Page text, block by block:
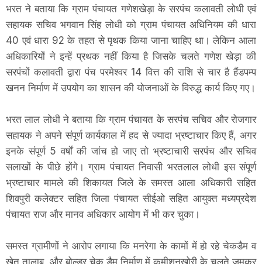
भरत ने बताया कि ग्राम पंचायत गणेशखेड़ा के सरपंच कलावती लोधी एवं
सहायक सचिव भगवान सिंह लोधी को ग्राम पंचायत अधिनियम की धारा
40 एवं धारा 92 के तहत से पृथक किया जाना चाहिए था। लेकिन आला
अधिकारियों ने इन्हें प्रथक नहीं किया है जिसके चलते गणेश खेड़ा की
सरपंचों कलावती द्वारा पंच परमेश्वर 14 वित्त की राशि से चार है हैंडपम्प
खनन निर्माण में उपयोग का शासन की योजनाओं के विरुद्ध कार्य किए गए।
भरत लाल लोधी ने बताया कि ग्राम पंचायत के सरपंच सचिव और रोजगार
सहायक ने अपने संपूर्ण कार्यकाल में हद से ज्यादा भ्रष्टाचार किए हैं, अगर
इनके संपूर्ण 5 वर्षों की जांच हो जाए तो भ्रष्टाचारी सरपंच और सचिव
सलाखों के पीछे होंगे। ग्राम पंचायत निवासी भरतलाल लोधी इस संपूर्ण
भ्रष्टाचार मामले की शिकायत जिले के समस्त आला अधिकारी सहित
शिवपुरी कलेक्टर सहित जिला पंचायत सीईओ सहित आयुक्त मध्यप्रदेश
पंचायत राज और मानव अधिकार आयोग में भी कर चुका।
समस्त ग्रामीणों ने आरोप लगाया कि मनरेगा के कामों में हो रहे चेकडैम व